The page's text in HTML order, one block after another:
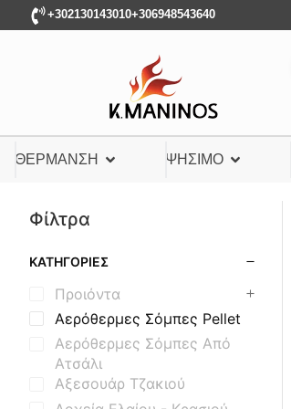
+302130143010+306948543640
ΘΈΡΜΑΝΣΗ ΨΉΣΙΜΟ
Φίλτρα
ΚΑΤΗΓΟΡΊΕΣ
Προιόντα
Αερόθερμες Σόμπες Pellet
Αερόθερμες Σόμπες Από
Ατσάλι
Αξεσουάρ Τζακιού